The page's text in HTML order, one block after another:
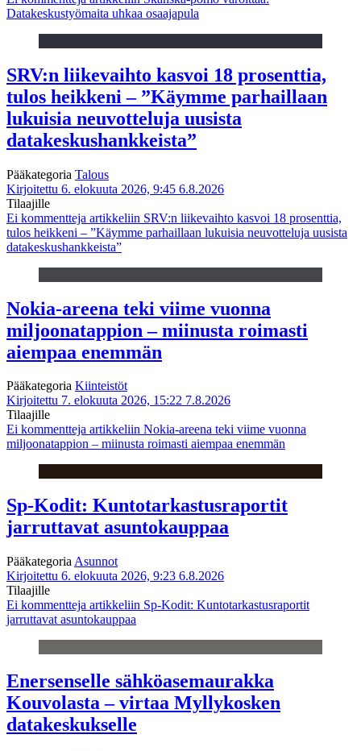
Datakeskustyömaita uhkaa osaajapula
SRV:n liikevaihto kasvoi 18 prosenttia,
tulos heikkeni – ”Käymme parhaillaan
lukuisia neuvotteluja uusista
datakeskushankkeista”
Pääkategoria Talous
Kirjoitettu 6. elokuuta 2026, 9:45 6.8.2026
Tilaajille
Ei kommentteja artikkeliin SRV:n liikevaihto kasvoi 18 prosenttia,
tulos heikkeni – ”Käymme parhaillaan lukuisia neuvotteluja uusista
datakeskushankkeista”
Nokia-areena teki viime vuonna
miljoonatappion – miinusta roimasti
aiempaa enemmän
Pääkategoria Kiinteistöt
Kirjoitettu 7. elokuuta 2026, 15:22 7.8.2026
Tilaajille
Ei kommentteja artikkeliin Nokia-areena teki viime vuonna
miljoonatappion – miinusta roimasti aiempaa enemmän
Sp-Kodit: Kuntotarkastusraportit
jarruttavat asuntokauppaa
Pääkategoria Asunnot
Kirjoitettu 6. elokuuta 2026, 9:23 6.8.2026
Tilaajille
Ei kommentteja artikkeliin Sp-Kodit: Kuntotarkastusraportit
jarruttavat asuntokauppaa
Enersenselle sähköasemaurakka
Kouvolasta – virtaa Myllykosken
datakeskukselle